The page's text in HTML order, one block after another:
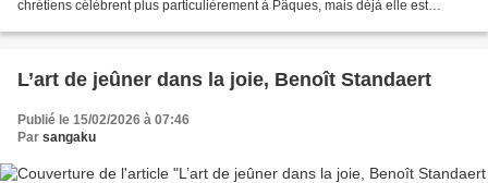
chrétiens célèbrent plus particulièrement à Pâques, mais déjà elle est
L’art de jeûner dans la joie, Benoît Standaert
Publié le 15/02/2026 à 07:46
Par sangaku